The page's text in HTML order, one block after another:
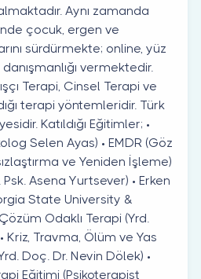
Aynı zamanda
çocuk, ergen ve
sürdürmekte; online, yüz
vermektedir.
Terapi, Cinsel Terapi ve
terapi yöntemleridir. Türk
Katıldığı Eğitimler; •
Selen Ayas) • EMDR (Göz
ve Yeniden İşleme)
Asena Yurtsever) • Erken
State University &
Odaklı Terapi (Yrd.
Kriz, Travma, Ölüm ve Yas
Doç. Dr. Nevin Dölek) •
Eğitimi (Psikoterapist